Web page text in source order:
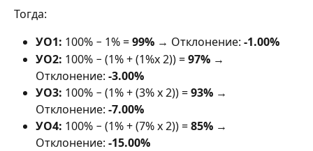
Тогда:
УО1: 100% − 1% = 99% → Отклонение: -1.00%
УО2: 100% − (1% + (1%x 2)) = 97% →
Отклонение: -3.00%
УО3: 100% − (1% + (3% x 2)) = 93% →
Отклонение: -7.00%
УО4: 100% − (1% + (7% x 2)) = 85% →
Отклонение: -15.00%